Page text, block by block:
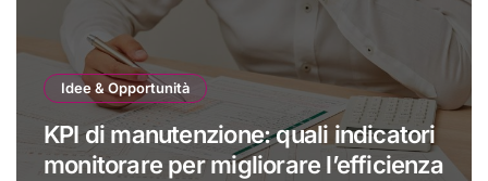
Idee & Opportunità
KPI di manutenzione: quali indicatori
monitorare per migliorare l’efficienza